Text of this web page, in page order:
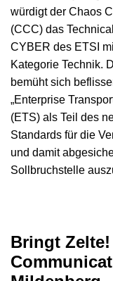
würdigt der Chaos
(CCC) das
CYBER des ETSI
Kategorie Technik.
bemüht sich
„Enterprise
(ETS) als Teil des
Standards für die
und damit
Sollbruchstelle
Bringt